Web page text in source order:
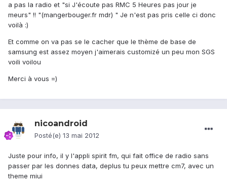
a pas la radio et "si J'écoute pas RMC 5 Heures pas jour je
meurs" !! "(mangerbouger.fr mdr) " Je n'est pas pris celle ci donc
voilà :)
Et comme on va pas se le cacher que le thème de base de
samsung est assez moyen j'aimerais customizé un peu mon SGS
voili voilou
Merci à vous =)
nicoandroid
Posté(e) 13 mai 2012
Juste pour info, il y l'appli spirit fm, qui fait office de radio sans
passer par les donnes data, deplus tu peux mettre cm7, avec un
theme miui